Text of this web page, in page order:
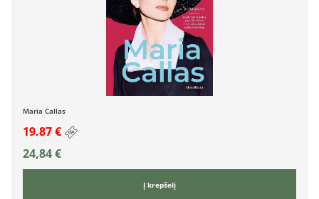
Maria Callas
19.87 €
24,84€
Į krepšelį